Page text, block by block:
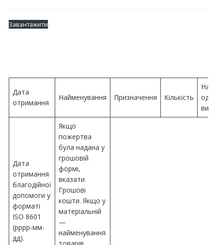
Завантажити
Дата
отримання
Найменування Призначення Кількість
Дата
отримання
благодійної
допомоги у
форматі
ISO 8601
(рррр-мм-
дд).
Якщо
пожертва
була надана у
грошовій
формі,
вказати
Грошові
кошти. Якщо у
матеріальній
—
найменування
товарів,